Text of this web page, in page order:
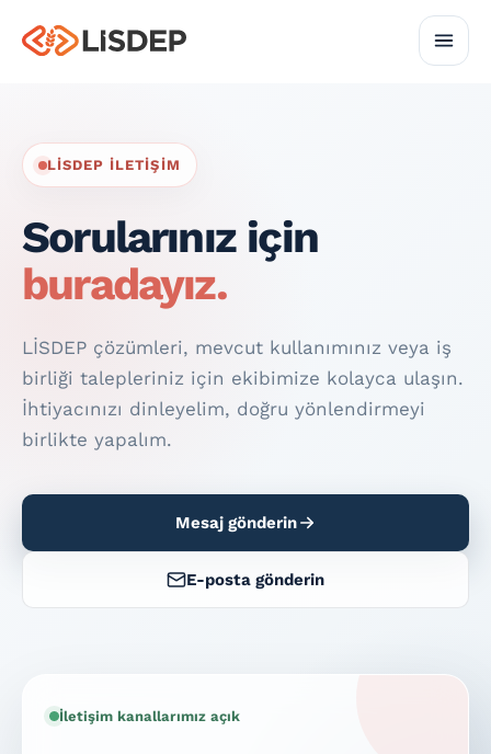
Broşür
Teklif iste
LİSDEP İLETIŞIM
Sorularınız için
buradayız.
LİSDEP çözümleri, mevcut kullanımınız veya iş
birliği talepleriniz için ekibimize kolayca ulaşın.
İhtiyacınızı dinleyelim, doğru yönlendirmeyi
birlikte yapalım.
Mesaj gönderin
E-posta gönderin
İletişim kanallarımız açık